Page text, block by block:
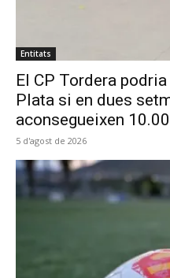
Entitats
El CP Tordera podria
Plata si en dues
aconsegueixen
5 d'agost de 2026